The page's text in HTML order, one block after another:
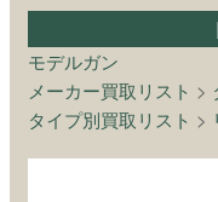
モデルガン
メーカー買取リスト >
タイプ別買取リスト >